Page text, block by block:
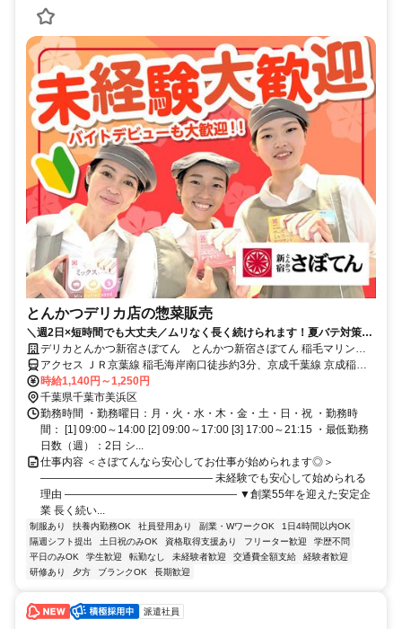
とんかつデリカ店の惣菜販売
＼週2日×短時間でも大丈夫／ムリなく長く続けられます！夏バテ対策に
も効果的な"とんかつ"の割引も◎
デリカとんかつ新宿さぼてん とんかつ新宿さぼてん 稲毛マリンピ
ア店GH
アクセス ＪＲ京葉線 稲毛海岸南口徒歩約3分、京成千葉線 京成稲毛
徒歩約23分、ＪＲ京葉線 検見川浜南口徒歩約25分 JR京葉線、稲毛海
岸駅徒歩1分
時給1,140円～1,250円
千葉県千葉市美浜区
勤務時間 ・勤務曜日：月・火・水・木・金・土・日・祝 ・勤務時
間： [1] 09:00～14:00 [2] 09:00～17:00 [3] 17:00～21:15 ・最低勤務
日数（週）：2日 シ...
仕事内容 ＜さぼてんなら安心してお仕事が始められます◎＞
―――――――――――――――― 未経験でも安心して始められる
理由 ―――――――――――――――― ▼創業55年を迎えた安定企
業 長く続い...
制服あり 扶養内勤務OK 社員登用あり 副業・WワークOK
1日4時間以内OK
隔週シフト提出
土日祝のみOK 資格取得支援あり フリーター歓迎
学歴不問
平日のみOK
学生歓迎 転勤なし 未経験者歓迎 交通費全額支給
経験者歓迎
研修あり
夕方 ブランクOK 長期歓迎
派遣社員